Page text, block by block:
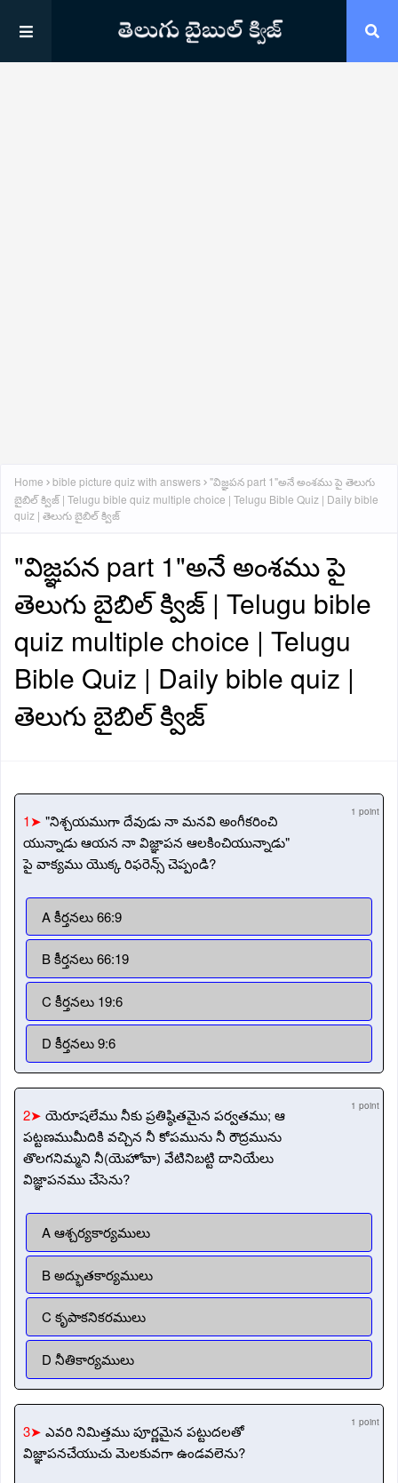
Home bible picture quiz with answers "విజ్ఞపన part 1"అనే అంశము పై తెలుగు
బైబిల్ క్విజ్ | Telugu bible quiz multiple choice | Telugu Bible Quiz | Daily bible
quiz | తెలుగు బైబిల్ క్విజ్
"విజ్ఞపన part 1"అనే అంశము పై
తెలుగు బైబిల్ క్విజ్ | Telugu bible
quiz multiple choice | Telugu
Bible Quiz | Daily bible quiz |
తెలుగు బైబిల్ క్విజ్
1➤ "నిశ్చయముగా దేవుడు నా మనవి అంగీకరించి
యున్నాడు ఆయన నా విజ్ఞాపన ఆలకించియున్నాడు"
పై వాక్యము యొక్క రిఫరెన్స్ చెప్పండి?
1 point
A కీర్తనలు 66:9
B కీర్తనలు 66:19
C కీర్తనలు 19:6
D కీర్తనలు 9:6
2➤ యెరూషలేము నీకు ప్రతిష్ఠితమైన పర్వతము; ఆ
పట్టణముమీదికి వచ్చిన నీ కోపమును నీ రౌద్రమును
తొలగనిమ్మని నీ(యెహోవా) వేటినిబట్టి దానియేలు
విజ్ఞాపనము చేసెను?
1 point
A ఆశ్చర్యకార్యములు
B అద్భుతకార్యములు
C కృపాకనికరములు
D నీతికార్యములు
3➤ ఎవరి నిమిత్తము పూర్ణమైన పట్టుదలతో
విజ్ఞాపనచేయుచు మెలకువగా ఉండవలెను?
1 point